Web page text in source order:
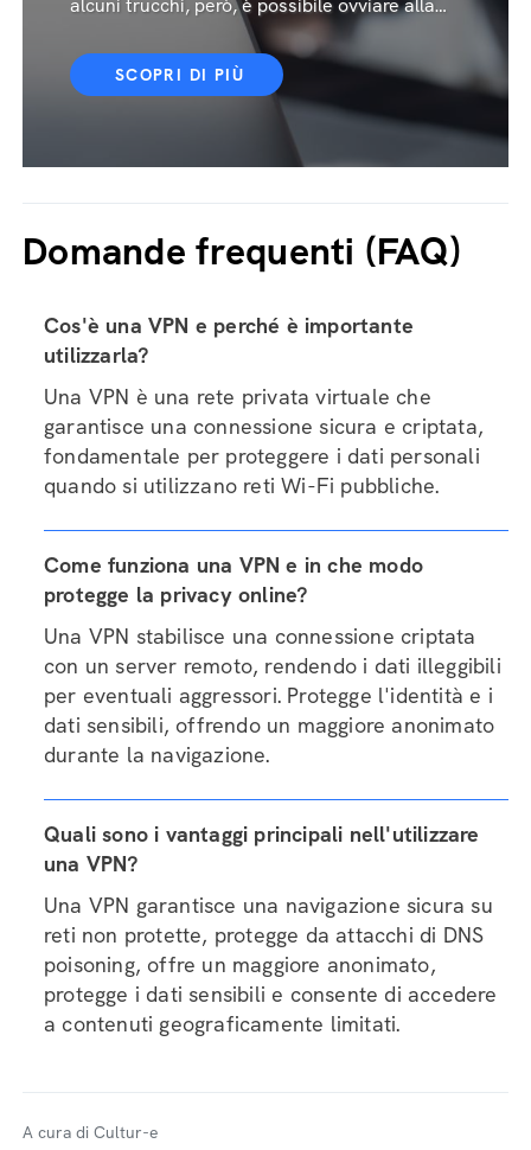
alcuni trucchi, però, è possibile ovviare alla
SCOPRI DI PIÙ
Domande frequenti (FAQ)
Cos'è una VPN e perché è importante
utilizzarla?
Una VPN è una rete privata virtuale che
garantisce una connessione sicura e criptata,
fondamentale per proteggere i dati personali
quando si utilizzano reti Wi-Fi pubbliche.
Come funziona una VPN e in che modo
protegge la privacy online?
Una VPN stabilisce una connessione criptata
con un server remoto, rendendo i dati illeggibili
per eventuali aggressori. Protegge l'identità e i
dati sensibili, offrendo un maggiore anonimato
durante la navigazione.
Quali sono i vantaggi principali nell'utilizzare
una VPN?
Una VPN garantisce una navigazione sicura su
reti non protette, protegge da attacchi di DNS
poisoning, offre un maggiore anonimato,
protegge i dati sensibili e consente di accedere
a contenuti geograficamente limitati.
A cura di Cultur-e